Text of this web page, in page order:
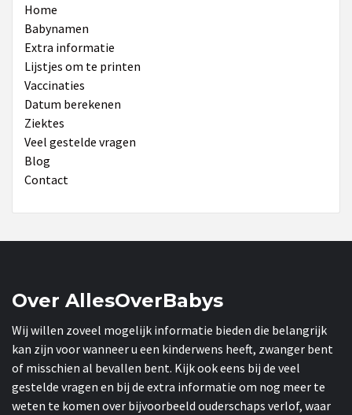
Home
Babynamen
Extra informatie
Lijstjes om te printen
Vaccinaties
Datum berekenen
Ziektes
Veel gestelde vragen
Blog
Contact
Over AllesOverBabys
Wij willen zoveel mogelijk informatie bieden die belangrijk
kan zijn voor wanneer u een kinderwens heeft, zwanger bent
of misschien al bevallen bent. Kijk ook eens bij de veel
gestelde vragen en bij de extra informatie om nog meer te
weten te komen over bijvoorbeeld ouderschaps verlof, waar